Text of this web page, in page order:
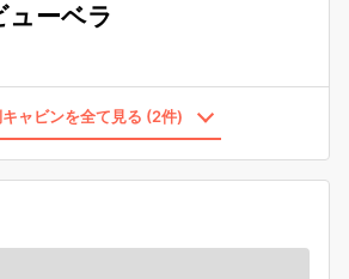
ューベラ
ャビンを全て見る (2件)